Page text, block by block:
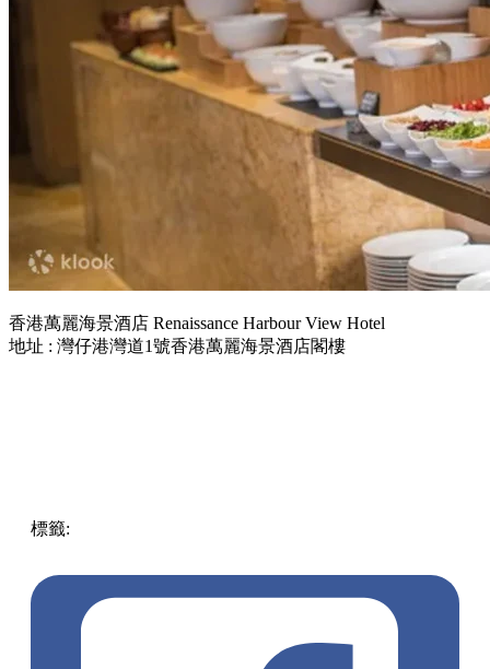
香港萬麗海景酒店 Renaissance Harbour View Hotel
地址 : 灣仔港灣道1號香港萬麗海景酒店閣樓
標籤: